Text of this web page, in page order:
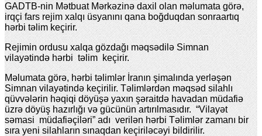
GADTB-nin Mətbuat Mərkəzinə daxil olan məlumata görə,
irqçi fars rejim xalqı üsyanını qana boğduqdan sonraartıq
hərbi təlim keçirir.
Rejimin ordusu xalqa gözdağı məqsədilə Simnan
vilayətində hərbi təlim keçirir.
Məlumata görə, hərbi təlimlər İranın şimalında yerləşən
Simnan vilayətində keçirilir. Təlimlərdən məqsəd silahlı
qüvvələrin həqiqi döyüşə yaxın şəraitdə havadan müdafiə
üzrə döyüş hazırlığı və gücünün artırılmasıdır. “Vilayət
səmasi müdafiəçiləri” adı verilən hərbi Təlimlər zamanı bir
sıra yeni silahların sınaqdan keçiriləcəyi bildirilir.